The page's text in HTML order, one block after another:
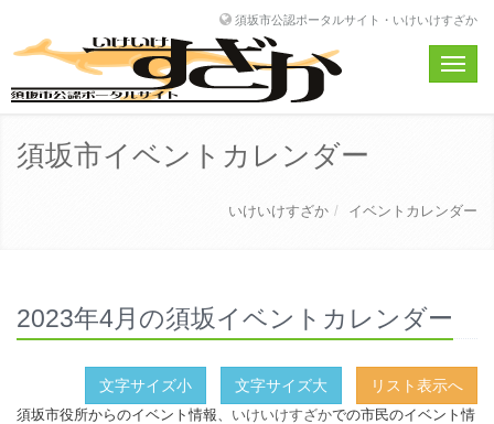
須坂市公認ポータルサイト・いけいけすざか
Toggle
須坂市イベントカレンダー
いけいけすざか イベントカレンダー
2023年4月の須坂イベントカレンダー
文字サイズ小 文字サイズ大 リスト表示へ
須坂市役所からのイベント情報、 いけいけすざかでの市民のイベント情